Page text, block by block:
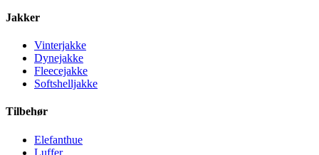
Jakker
Vinterjakke
Dynejakke
Fleecejakke
Softshelljakke
Tilbehør
Elefanthue
Luffer